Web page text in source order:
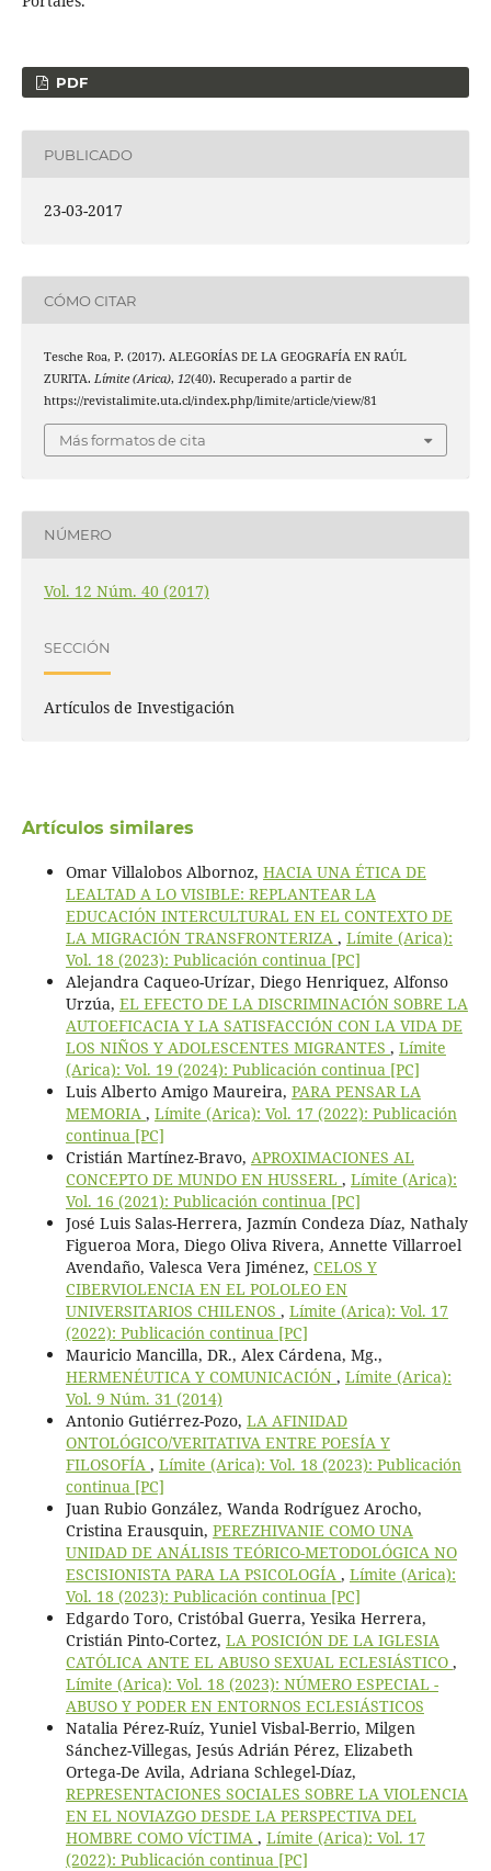
PDF
PUBLICADO
23-03-2017
CÓMO CITAR
Tesche Roa, P. (2017). ALEGORÍAS DE LA GEOGRAFÍA EN RAÚL
ZURITA. Límite (Arica), 12(40). Recuperado a partir de
https://revistalimite.uta.cl/index.php/limite/article/view/81
Más formatos de cita
NÚMERO
Vol. 12 Núm. 40 (2017)
SECCIÓN
Artículos de Investigación
Artículos similares
Omar Villalobos Albornoz, HACIA UNA ÉTICA DE
LEALTAD A LO VISIBLE: REPLANTEAR LA
EDUCACIÓN INTERCULTURAL EN EL CONTEXTO DE
LA MIGRACIÓN TRANSFRONTERIZA , Límite (Arica):
Vol. 18 (2023): Publicación continua [PC]
Alejandra Caqueo-Urízar, Diego Henriquez, Alfonso
Urzúa, EL EFECTO DE LA DISCRIMINACIÓN SOBRE LA
AUTOEFICACIA Y LA SATISFACCIÓN CON LA VIDA DE
LOS NIÑOS Y ADOLESCENTES MIGRANTES , Límite
(Arica): Vol. 19 (2024): Publicación continua [PC]
Luis Alberto Amigo Maureira, PARA PENSAR LA
MEMORIA , Límite (Arica): Vol. 17 (2022): Publicación
continua [PC]
Cristián Martínez-Bravo, APROXIMACIONES AL
CONCEPTO DE MUNDO EN HUSSERL , Límite (Arica):
Vol. 16 (2021): Publicación continua [PC]
José Luis Salas-Herrera, Jazmín Condeza Díaz, Nathaly
Figueroa Mora, Diego Oliva Rivera, Annette Villarroel
Avendaño, Valesca Vera Jiménez, CELOS Y
CIBERVIOLENCIA EN EL POLOLEO EN
UNIVERSITARIOS CHILENOS , Límite (Arica): Vol. 17
(2022): Publicación continua [PC]
Mauricio Mancilla, DR., Alex Cárdena, Mg.,
HERMENÉUTICA Y COMUNICACIÓN , Límite (Arica):
Vol. 9 Núm. 31 (2014)
Antonio Gutiérrez-Pozo, LA AFINIDAD
ONTOLÓGICO/VERITATIVA ENTRE POESÍA Y
FILOSOFÍA , Límite (Arica): Vol. 18 (2023): Publicación
continua [PC]
Juan Rubio González, Wanda Rodríguez Arocho,
Cristina Erausquin, PEREZHIVANIE COMO UNA
UNIDAD DE ANÁLISIS TEÓRICO-METODOLÓGICA NO
ESCISIONISTA PARA LA PSICOLOGÍA , Límite (Arica):
Vol. 18 (2023): Publicación continua [PC]
Edgardo Toro, Cristóbal Guerra, Yesika Herrera,
Cristián Pinto-Cortez, LA POSICIÓN DE LA IGLESIA
CATÓLICA ANTE EL ABUSO SEXUAL ECLESIÁSTICO ,
Límite (Arica): Vol. 18 (2023): NÚMERO ESPECIAL -
ABUSO Y PODER EN ENTORNOS ECLESIÁSTICOS
Natalia Pérez-Ruíz, Yuniel Visbal-Berrio, Milgen
Sánchez-Villegas, Jesús Adrián Pérez, Elizabeth
Ortega-De Avila, Adriana Schlegel-Díaz,
REPRESENTACIONES SOCIALES SOBRE LA VIOLENCIA
EN EL NOVIAZGO DESDE LA PERSPECTIVA DEL
HOMBRE COMO VÍCTIMA , Límite (Arica): Vol. 17
(2022): Publicación continua [PC]